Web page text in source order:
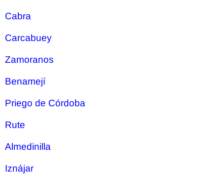
Cabra
Carcabuey
Zamoranos
Benamejí
Priego de Córdoba
Rute
Almedinilla
Iznájar